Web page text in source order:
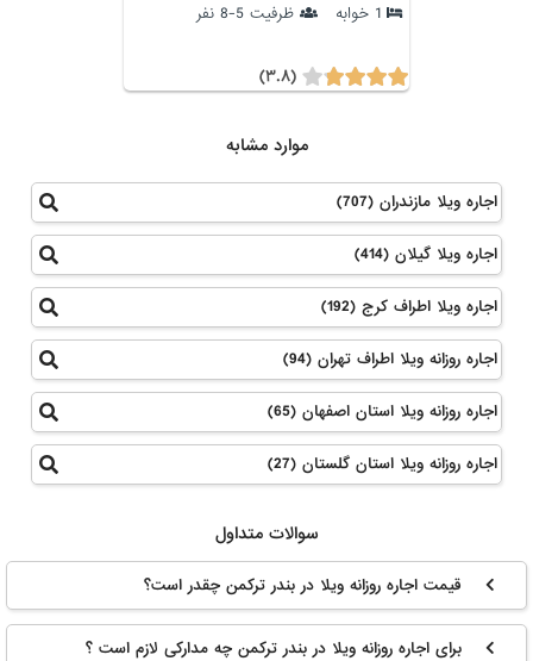
1 خوابه ظرفیت 5-8 نفر
(۳.۸)
موارد مشابه
اجاره ویلا مازندران (707)
اجاره ویلا گیلان (414)
اجاره ویلا اطراف کرج (192)
اجاره روزانه ویلا اطراف تهران (94)
اجاره روزانه ویلا استان اصفهان (65)
اجاره روزانه ویلا استان گلستان (27)
سوالات متداول
قیمت اجاره روزانه ویلا در بندر ترکمن چقدر است؟
برای اجاره روزانه ویلا در بندر ترکمن چه مدارکی لازم است ؟